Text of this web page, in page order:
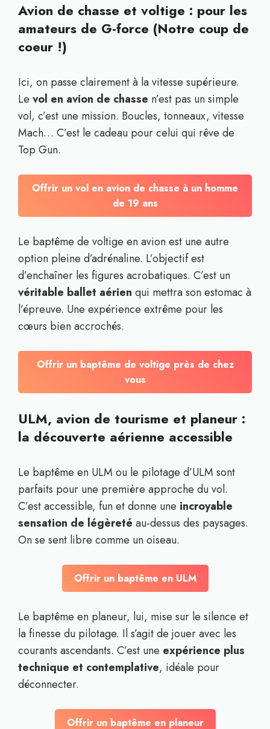
Avion de chasse et voltige : pour les
amateurs de G-force (Notre coup de
coeur !)
Ici, on passe clairement à la vitesse supérieure.
Le vol en avion de chasse n’est pas un simple
vol, c’est une mission. Boucles, tonneaux, vitesse
Mach… C’est le cadeau pour celui qui rêve de
Top Gun.
Offrir un vol en avion de chasse à un homme
de 19 ans
Le baptême de voltige en avion est une autre
option pleine d’adrénaline. L’objectif est
d’enchaîner les figures acrobatiques. C’est un
véritable ballet aérien qui mettra son estomac à
l’épreuve. Une expérience extrême pour les
cœurs bien accrochés.
Offrir un baptême de voltige près de chez
vous
ULM, avion de tourisme et planeur :
la découverte aérienne accessible
Le baptême en ULM ou le pilotage d’ULM sont
parfaits pour une première approche du vol.
C’est accessible, fun et donne une incroyable
sensation de légèreté au-dessus des paysages.
On se sent libre comme un oiseau.
Offrir un baptême en ULM
Le baptême en planeur, lui, mise sur le silence et
la finesse du pilotage. Il s’agit de jouer avec les
courants ascendants. C’est une expérience plus
technique et contemplative, idéale pour
déconnecter.
Offrir un baptême en planeur